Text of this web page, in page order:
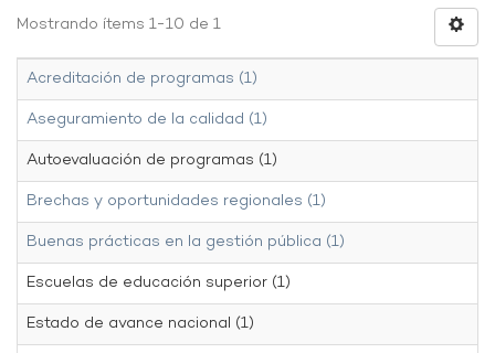
Mostrando ítems 1-10 de 1
Acreditación de programas (1)
Aseguramiento de la calidad (1)
Autoevaluación de programas (1)
Brechas y oportunidades regionales (1)
Buenas prácticas en la gestión pública (1)
Escuelas de educación superior (1)
Estado de avance nacional (1)